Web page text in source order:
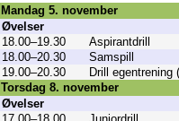
Mandag 5. november
Øvelser
18.00–19.30
Aspirantdrill
18.00–20.30
Samspill
19.00–20.30
Drill egentrening
Torsdag 8. november
Øvelser